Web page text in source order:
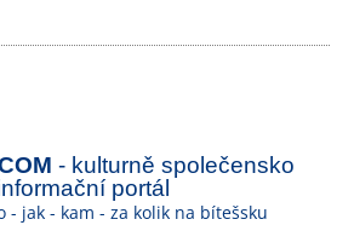
- kulturně společensko
portál
- jak - kam - za kolik na bítešsku